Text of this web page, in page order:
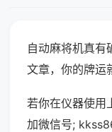
自动麻将机真有
文章，你的牌运
若你在仪器使用
加微信号;